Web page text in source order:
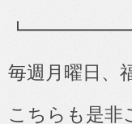
毎週月曜日、
こちらも是非